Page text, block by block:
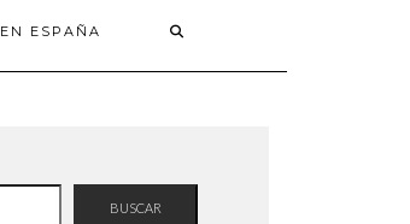
EN ESPAÑA
BUSCAR